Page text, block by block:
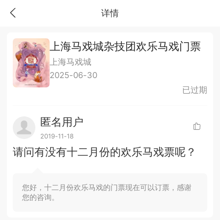
详情
上海马戏城杂技团欢乐马戏门票
上海马戏城
2025-06-30
已过期
匿名用户
2019-11-18
请问有没有十二月份的欢乐马戏票呢？
您好，十二月份欢乐马戏的门票现在可以订票，感谢
您的咨询。